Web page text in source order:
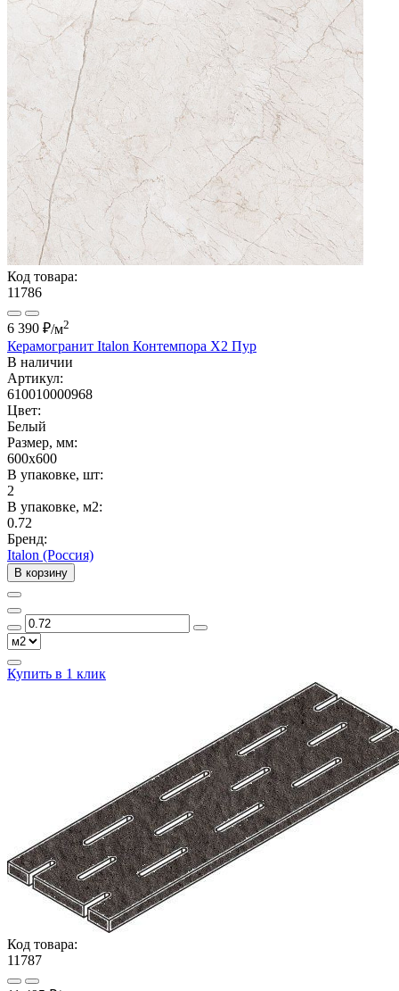
Код товара:
11786
6 390 ₽/м2
Керамогранит Italon Контемпора X2 Пур
В наличии
Артикул:
610010000968
Цвет:
Белый
Размер, мм:
600x600
В упаковке, шт:
2
В упаковке, м2:
0.72
Бренд:
Italon (Россия)
В корзину
Купить в 1 клик
Код товара:
11787